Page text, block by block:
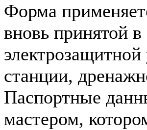
Форма
вновь принятой
станции,
Паспортные
мастером,